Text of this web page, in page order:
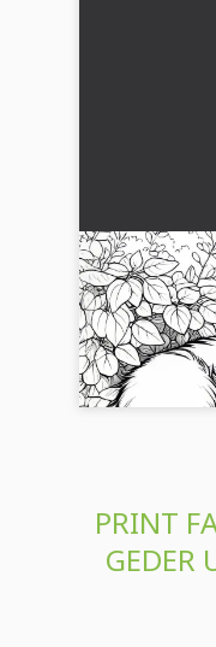
Gedde
download
Oplev
gratis.
PRINT
GEDER